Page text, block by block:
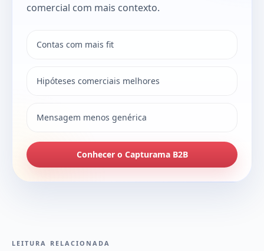
comercial com mais contexto.
Contas com mais fit
Hipóteses comerciais melhores
Mensagem menos genérica
Conhecer o Capturama B2B
LEITURA RELACIONADA